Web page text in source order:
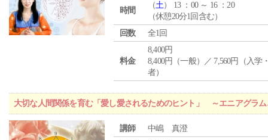
時間
（土） 13 ：00 ～ 16 ：20
（休憩20分1回含む）
回数
全1回
料金
8,400円
8,400円（一般）／ 7,560円（入学
者）
大切な人間関係を育む「愛し愛されるためのヒント」 ～エニアグラ
講師
中嶋 真澄